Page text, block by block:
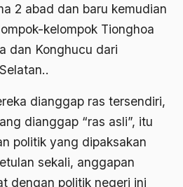
2 abad dan baru kemudian
kelompok Tionghoa
dan Konghucu dari
dianggap ras tersendiri,
dianggap “ras asli”, itu
politik yang dipaksakan
sekali, anggapan
dengan politik negeri ini